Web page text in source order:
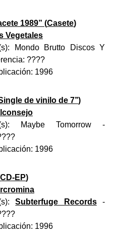
1989” (Casete)
Vegetales
Mondo Brutto Discos Y
????
1996
de vinilo de 7’’)
Maybe Tomorrow -
1996
CD-EP)
Subterfuge Records-
1996